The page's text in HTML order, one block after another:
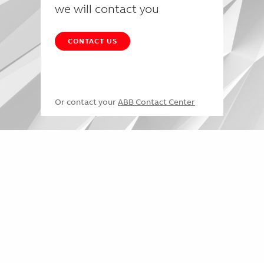
we will contact you
CONTACT US
Or contact your ABB Contact Center